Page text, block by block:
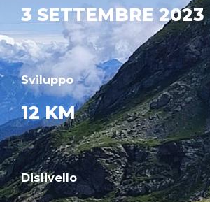
3 SETTEMBRE 2023
Sviluppo
12 KM
Dislivello